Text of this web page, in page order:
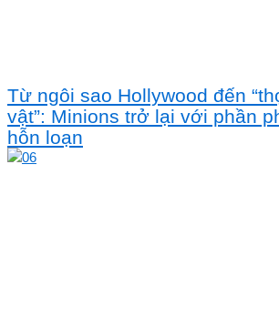
Từ ngôi sao Hollywood đến
vật”: Minions trở lại với phần
hỗn loạn